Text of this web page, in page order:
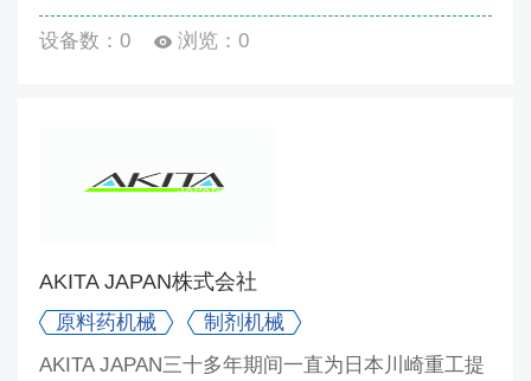
设备数：0 浏览：0
AKITA JAPAN株式会社
原料药机械
制剂机械
AKITA JAPAN三十多年期间一直为日本川崎重工提